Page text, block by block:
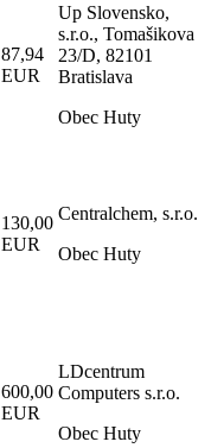
87,94
EUR
Up Slovensko,
s.r.o., Tomašikova
23/D, 82101
Bratislava
Obec Huty
130,00
EUR
Centralchem, s.r.o.
Obec Huty
600,00
EUR
LDcentrum
Computers s.r.o.
Obec Huty